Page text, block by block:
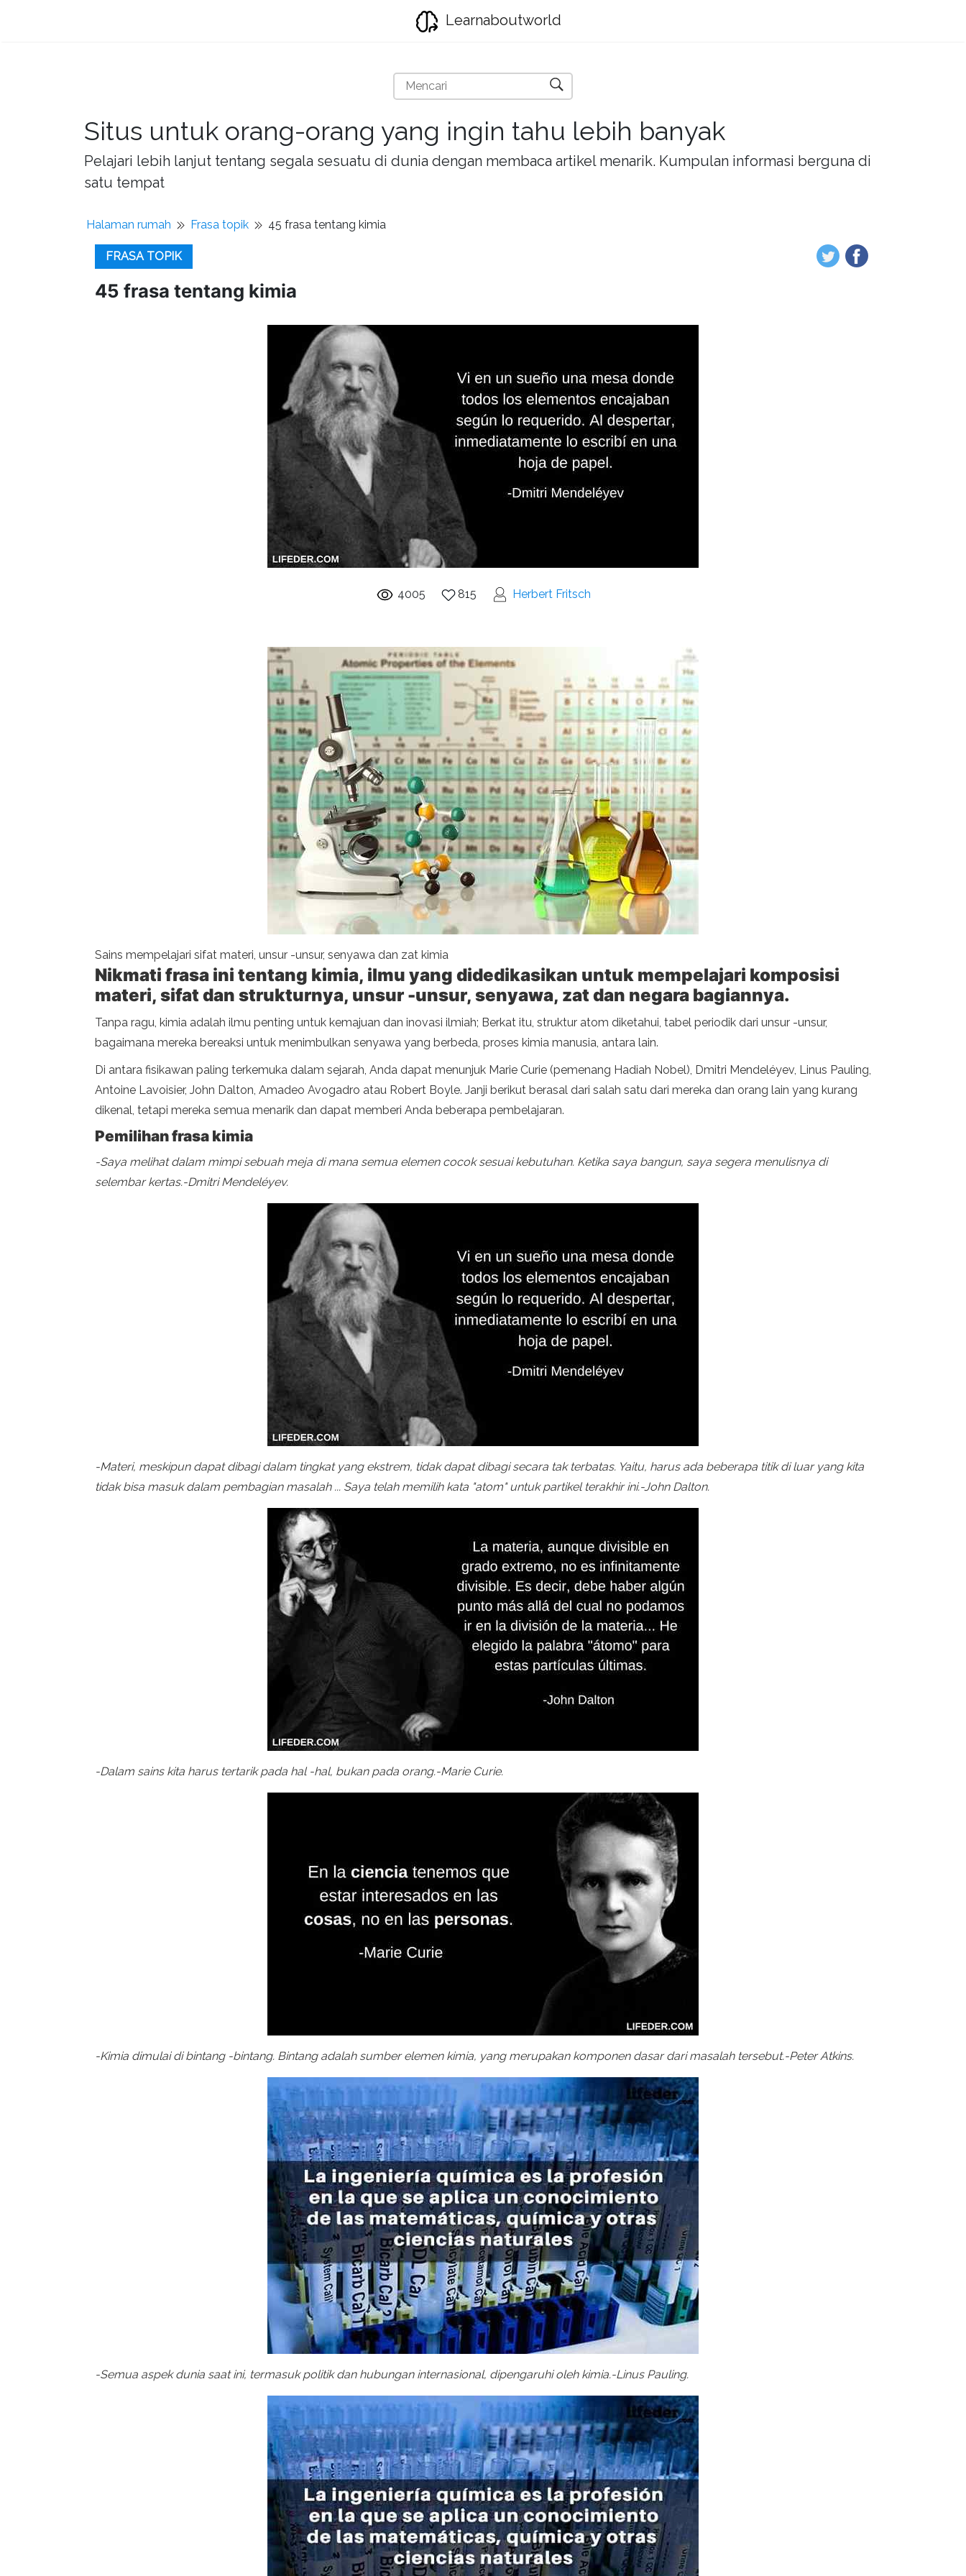
Learnaboutworld
Situs untuk orang-orang yang ingin tahu lebih banyak
Pelajari lebih lanjut tentang segala sesuatu di dunia dengan membaca artikel menarik. Kumpulan informasi berguna di
satu tempat
Halaman rumah Frasa topik 45 frasa tentang kimia
FRASA TOPIK
45 frasa tentang kimia
4005 815 Herbert Fritsch
Sains mempelajari sifat materi, unsur -unsur, senyawa dan zat kimia
Nikmati frasa ini tentang kimia, ilmu yang didedikasikan untuk mempelajari komposisi
materi, sifat dan strukturnya, unsur -unsur, senyawa, zat dan negara bagiannya.
Tanpa ragu, kimia adalah ilmu penting untuk kemajuan dan inovasi ilmiah; Berkat itu, struktur atom diketahui, tabel periodik dari unsur -unsur,
bagaimana mereka bereaksi untuk menimbulkan senyawa yang berbeda, proses kimia manusia, antara lain.
Di antara fisikawan paling terkemuka dalam sejarah, Anda dapat menunjuk Marie Curie (pemenang Hadiah Nobel), Dmitri Mendeléyev, Linus Pauling,
Antoine Lavoisier, John Dalton, Amadeo Avogadro atau Robert Boyle. Janji berikut berasal dari salah satu dari mereka dan orang lain yang kurang
dikenal, tetapi mereka semua menarik dan dapat memberi Anda beberapa pembelajaran.
Pemilihan frasa kimia
-Saya melihat dalam mimpi sebuah meja di mana semua elemen cocok sesuai kebutuhan. Ketika saya bangun, saya segera menulisnya di
selembar kertas.-Dmitri Mendeléyev.
-Materi, meskipun dapat dibagi dalam tingkat yang ekstrem, tidak dapat dibagi secara tak terbatas. Yaitu, harus ada beberapa titik di luar yang kita
tidak bisa masuk dalam pembagian masalah ... Saya telah memilih kata "atom" untuk partikel terakhir ini.-John Dalton.
-Dalam sains kita harus tertarik pada hal -hal, bukan pada orang.-Marie Curie.
-Kimia dimulai di bintang -bintang. Bintang adalah sumber elemen kimia, yang merupakan komponen dasar dari masalah tersebut.-Peter Atkins.
-Semua aspek dunia saat ini, termasuk politik dan hubungan internasional, dipengaruhi oleh kimia.-Linus Pauling.